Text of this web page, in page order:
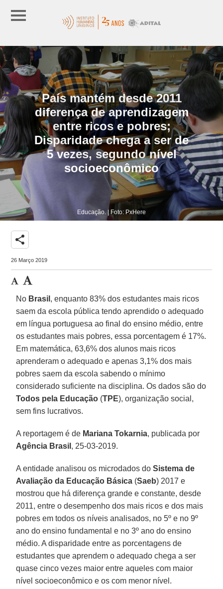
País mantém desde 2011
diferença de aprendizagem
entre ricos e pobres;
Disparidade chega a ser de
5 vezes, segundo nível
socioeconômico
Educação. | Foto: PxHere
share
26 Março 2019
No Brasil , enquanto 83% dos estudantes mais ricos
saem da escola pública tendo aprendido o adequado
em língua portuguesa ao final do ensino médio, entre
os estudantes mais pobres, essa porcentagem é 17%.
Em matemática, 63,6% dos alunos mais ricos
aprenderam o adequado e apenas 3,1% dos mais
pobres saem da escola sabendo o mínimo
considerado suficiente na disciplina. Os dados são do
Todos pela Educação (TPE), organização social,
sem fins lucrativos.
A reportagem é de Mariana Tokarnia, publicada por
Agência Brasil , 25-03-2019.
A entidade analisou os microdados doSistema de
Avaliação da Educação Básica (Saeb) 2017 e
mostrou que há diferença grande e constante, desde
2011, entre o desempenho dos mais ricos e dos mais
pobres em todos os níveis analisados, no 5º e no 9º
ano do ensino fundamental e no 3º ano do ensino
médio. A disparidade entre as porcentagens de
estudantes que aprendem o adequado chega a ser
quase cinco vezes maior entre aqueles com maior
nível socioeconômico e os com menor nível.